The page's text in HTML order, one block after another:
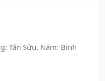
Tân Sửu, Năm: Bính